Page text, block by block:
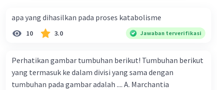
apa yang dihasilkan pada proses katabolisme
10 3.0 Jawaban terverifikasi
Perhatikan gambar tumbuhan berikut! Tumbuhan berikut
yang termasuk ke dalam divisi yang sama dengan
tumbuhan pada gambar adalah .... A. Marchantia